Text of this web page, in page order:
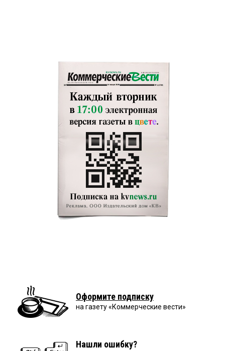
Оформите подписку
на газету «Коммерческие вести»
Нашли ошибку?